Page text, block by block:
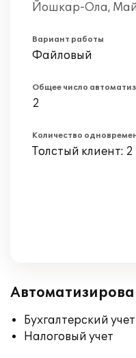
Йошкар-Ола, Май
Вариант работы
Файловый
Общее число
2
Количество
Толстый клиент: 2
Бухгалтерский учет
Налоговый учет